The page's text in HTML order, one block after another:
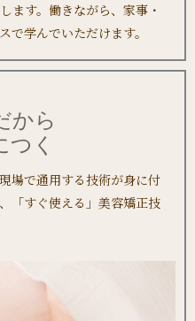
ます。働きながら、家事・
で学んでいただけます。
から
く
場で通用する技術が身に付
「すぐ使える」美容矯正技